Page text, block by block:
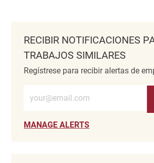
RECIBIR NOTIFICACIONES
TRABAJOS SIMILARES
Regístrese para recibir alertas de
Introduzca la dirección de correo
MANAGE ALERTS